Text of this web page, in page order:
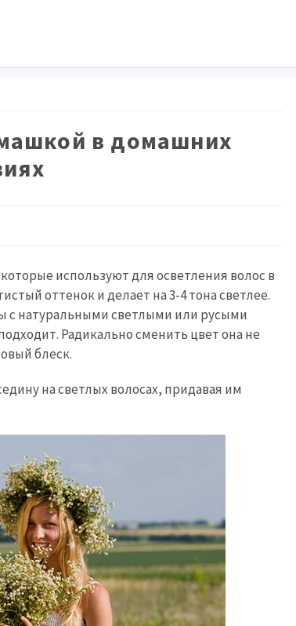
в домашних
используют для осветления волос в
оттенок и делает на 3-4 тона светлее.
с натуральными светлыми или русыми
Радикально сменить цвет она не
блеск.
на светлых волосах, придавая им